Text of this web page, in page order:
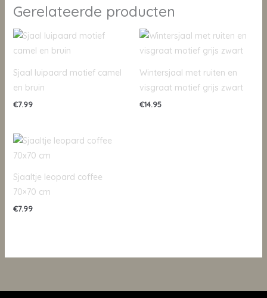
Gerelateerde producten
Sjaal luipaard motief camel
en bruin
€7.99
Wintersjaal met ruiten en
visgraat motief grijs zwart
€14.95
Sjaaltje leopard coffee
70×70 cm
€7.99